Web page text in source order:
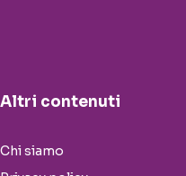
Altri contenuti
Chi siamo